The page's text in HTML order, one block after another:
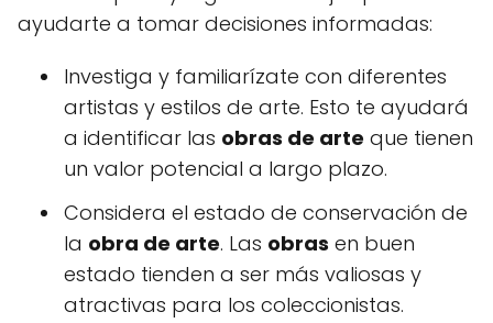
ayudarte a tomar decisiones informadas:
Investiga y familiarízate con diferentes
artistas y estilos de arte. Esto te ayudará
a identificar las obras de arte que tienen
un valor potencial a largo plazo.
Considera el estado de conservación de
la obra de arte. Las obras en buen
estado tienden a ser más valiosas y
atractivas para los coleccionistas.